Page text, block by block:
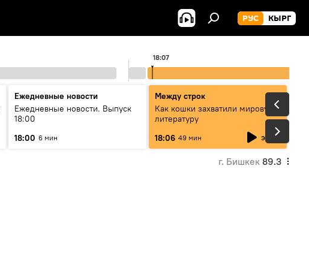
РУС КЫРГ
18:07
Ежедневные новости
Ежедневные новости. Выпуск
18:00
18:00 6 мин
Между строк
Как кошки захватили мировую
литературу
18:06 49 мин эфир
г. Бишкек 89.3